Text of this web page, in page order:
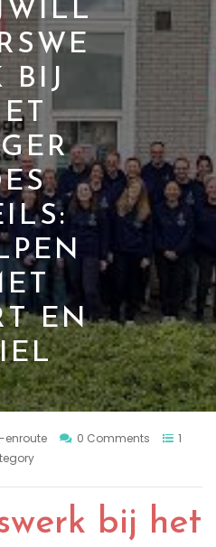
BIJ
EN
0 Comments
1
bij het